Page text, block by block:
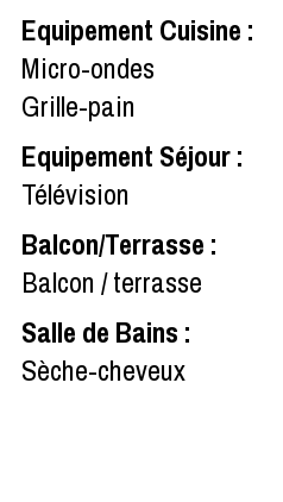
Equipement Cuisine :
Micro-ondes
Grille-pain
Equipement Séjour:
Télévision
Balcon/Terrasse :
Balcon / terrasse
Salle de Bains :
Sèche-cheveux